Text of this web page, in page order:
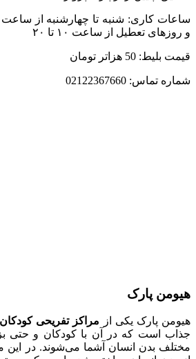
و روزهای تعطیل از ساعت ۱۰ تا ۲۰
قیمت بلیط: 50 هزاتر تومان
شماره تماس: 02122367660
هیومن پارک
هیومن پارک یکی از مراکز تفریحی
جذاب است که در آن با کودکان و حتی
مختلف بدن انسان آشما می‌شوند. در این